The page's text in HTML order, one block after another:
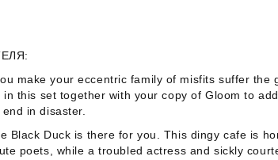
make your eccentric family of misfits suffer
this set together with your copy of Gloom to
in disaster.
Black Duck is there for you. This dingy cafe is
poets, while a troubled actress and sickly